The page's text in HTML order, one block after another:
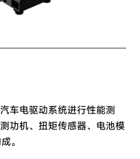
车电驱动系统进行性能测
功机、扭矩传感器、电池模
。